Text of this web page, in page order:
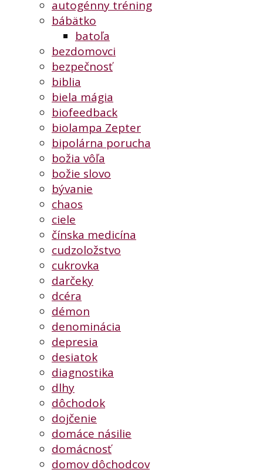
autogénny tréning
bábätko
batoľa
bezdomovci
bezpečnosť
biblia
biela mágia
biofeedback
biolampa Zepter
bipolárna porucha
božia vôľa
božie slovo
bývanie
chaos
ciele
čínska medicína
cudzoložstvo
cukrovka
darčeky
dcéra
démon
denominácia
depresia
desiatok
diagnostika
dlhy
dôchodok
dojčenie
domáce násilie
domácnosť
domov dôchodcov